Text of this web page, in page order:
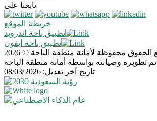
تابعنا على
خريطة الموقع
تطبيق باحة اندرويد
تطبيق باحة ايفون
الحقوق محفوظة لأمانة منطقة الباحة © 2026
تم تطويره وصيانته بواسطة أمانة منطقة الباحة
تاريخ آخر تعديل: 08/03/2026